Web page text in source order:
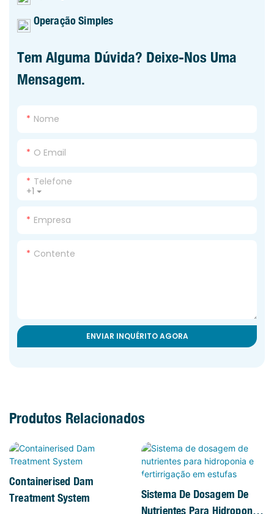
Operação Simples
Tem Alguma Dúvida? Deixe-Nos Uma
Mensagem.
Nome
O Email
+1
Telefone
Empresa
Contente
ENVIAR INQUÉRITO AGORA
Produtos Relacionados
Containerised Dam
Treatment System
Sistema De Dosagem De
Nutrientes Para Hidroponia